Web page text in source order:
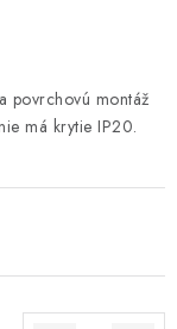
údajov
montáž
má krytie IP20.